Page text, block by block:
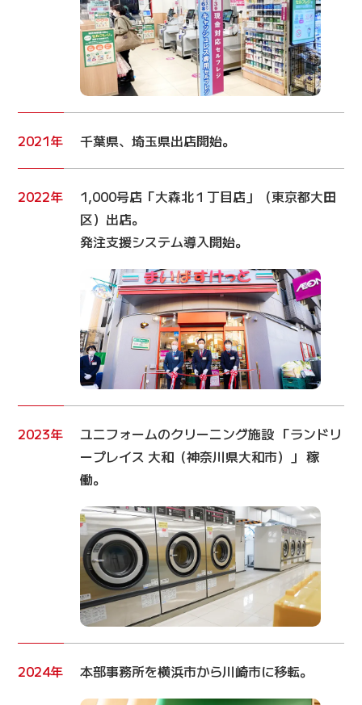
2021年 千葉県、埼玉県出店開始。
2022年
1,000号店「大森北１丁目店」（東京都大田
区）出店。
発注支援システム導入開始。
2023年
ユニフォームのクリーニング施設 「ランドリ
ープレイス 大和（神奈川県大和市）」 稼
働。
2024年 本部事務所を横浜市から川崎市に移転。